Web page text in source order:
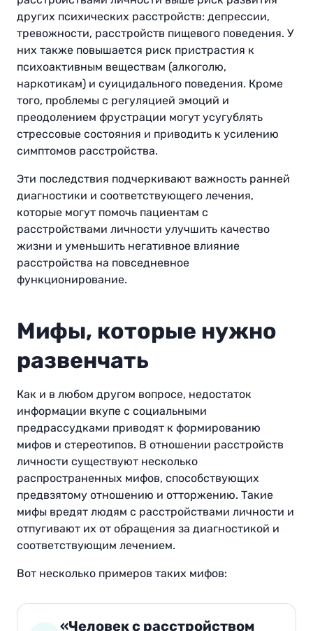
других психических расстройств: депрессии,
тревожности, расстройств пищевого поведения. У
них также повышается риск пристрастия к
психоактивным веществам (алкоголю,
наркотикам) и суицидального поведения. Кроме
того, проблемы с регуляцией эмоций и
преодолением фрустрации могут усугублять
стрессовые состояния и приводить к усилению
симптомов расстройства.
Эти последствия подчеркивают важность ранней
диагностики и соответствующего лечения,
которые могут помочь пациентам с
расстройствами личности улучшить качество
жизни и уменьшить негативное влияние
расстройства на повседневное
функционирование.
Мифы, которые нужно
развенчать
Как и в любом другом вопросе, недостаток
информации вкупе с социальными
предрассудками приводят к формированию
мифов и стереотипов. В отношении расстройств
личности существуют несколько
распространенных мифов, способствующих
предвзятому отношению и отторжению. Такие
мифы вредят людям с расстройствами личности и
отпугивают их от обращения за диагностикой и
соответствующим лечением.
Вот несколько примеров таких мифов:
«Человек с расстройством